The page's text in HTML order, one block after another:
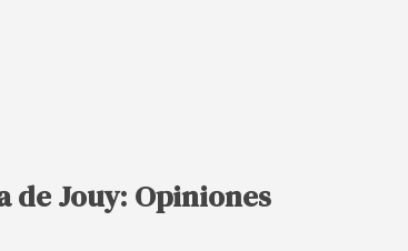
de Jouy: Opiniones